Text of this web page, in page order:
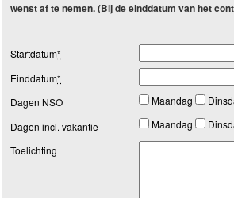
wenst af te nemen. (Bij de einddatum van het
Startdatum*
Einddatum*
Dagen NSO
Maandag
Dagen incl. vakantie
Maandag
Toelichting